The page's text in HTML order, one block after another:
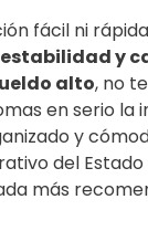
fácil ni
estabilidad y
alto, no
en serio la
y
del Estado
más